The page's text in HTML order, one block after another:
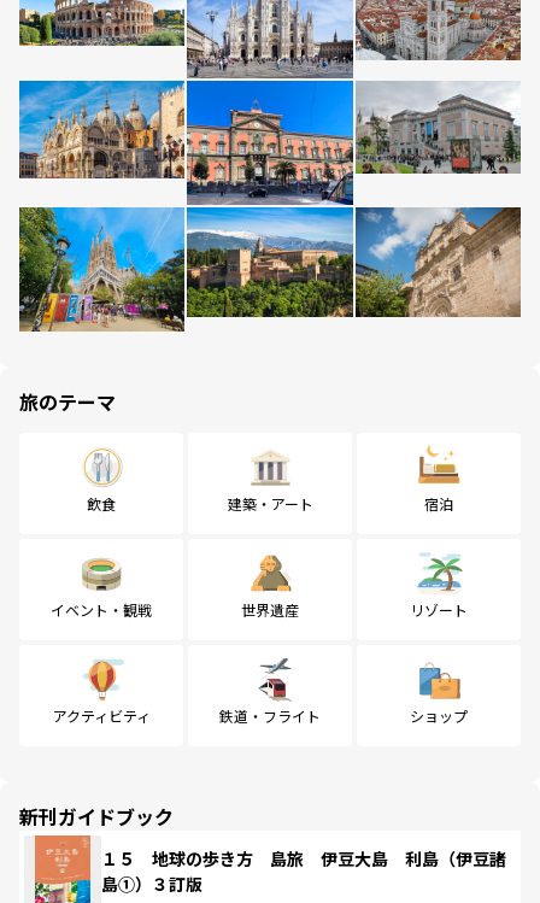
旅のテーマ
飲食 建築・アート 宿泊
イベント・観戦 世界遺産 リゾート
アクティビティ 鉄道・フライト ショップ
新刊ガイドブック
１５ 地球の歩き方 島旅 伊豆大島 利島（伊豆諸
島①）３訂版